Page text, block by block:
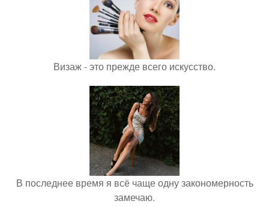
Визаж - это прежде всего искусство.
В последнее время я всё чаще одну закономерность
замечаю.